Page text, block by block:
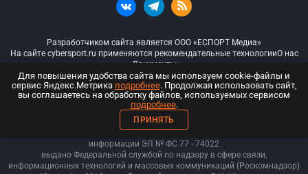
Разработчиком сайта является ООО «ЕСПОРТ Медиа»
На сайте cybersport.ru применяются рекомендательные технологииО нас
Документы
© ООО «Киберспорт.ру» — Все права защищены
18+
ООО «Киберспорт.ру». Свидетельство о регистрации средств массовой
информации ЭЛ № ФС 77 - 74022
выдано Федеральной службой по надзору в сфере связи,
информационных технологий и массовых коммуникаций (Роскомнадзор)
Для повышения удобства сайта мы используем cookie-файлы и
сервис Яндекс.Метрика подробнее. Продолжая использовать сайт,
вы соглашаетесь на обработку файлов, используемых сервисом
подробнее.
ПРИНЯТЬ